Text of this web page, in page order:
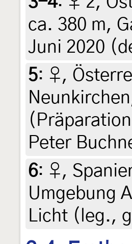
ca. 380 m,
Juni 2020
5: ♀,
Peter
6: ♀,
Umgebung
Licht (leg.,